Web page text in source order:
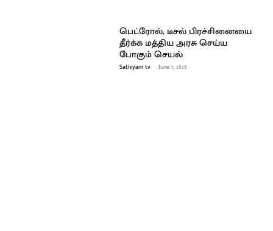
பெட்ரோல், டீசல் பிரச்சினையை
தீர்க்க மத்திய அரசு செய்ய
போகும் செயல்
Sathiyam tv - June 7, 2026